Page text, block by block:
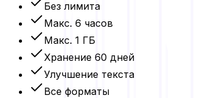
Без лимита
Макс. 6 часов
Макс. 1 ГБ
Хранение 60 дней
Улучшение текста
Все форматы